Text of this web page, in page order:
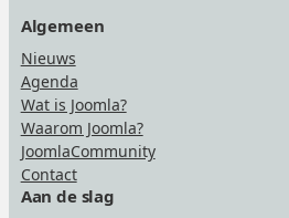
Algemeen
Nieuws
Agenda
Wat is Joomla?
Waarom Joomla?
JoomlaCommunity
Contact
Aan de slag